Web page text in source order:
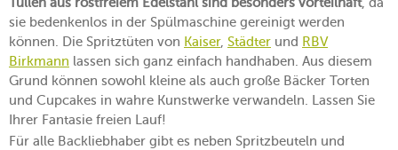
sie bedenkenlos in der Spülmaschine gereinigt werden
können. Die Spritztüten von Kaiser, Städter und RBV
Birkmann lassen sich ganz einfach handhaben. Aus diesem
Grund können sowohl kleine als auch große Bäcker Torten
und Cupcakes in wahre Kunstwerke verwandeln. Lassen Sie
Ihrer Fantasie freien Lauf!
Für alle Backliebhaber gibt es neben Spritzbeuteln und